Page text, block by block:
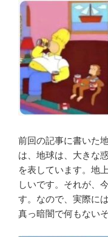
前回の記事に書いた
は、地球は、大きな
を表しています。地
しいです。それが、
す。なので、実際に
真っ暗闇で何もないそ